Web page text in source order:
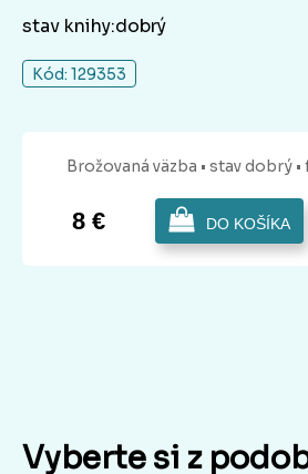
stav knihy:dobrý
Kód: 129353
Brožovaná väzba • stav dobrý
8 € DO KOŠÍKA
Vyberte si z